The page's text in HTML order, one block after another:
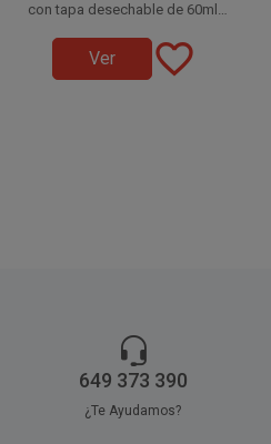
con tapa desechable de 60ml,
(Polipropileno) transparente y
las tapas en plástico PET
de 1.000 unidades, distribuidas
en 20 paquetes de 50 unidades.
Ver favorite_border
649 373 390
¿Te Ayudamos?